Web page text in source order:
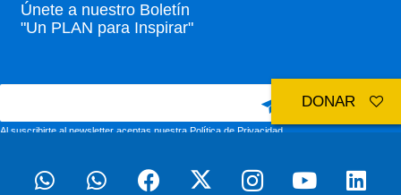
Únete a nuestro Boletín
"Un PLAN para Inspirar"
Al suscribirte al newsletter aceptas nuestraPolítica de Privacidad
DONAR